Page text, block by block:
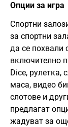
Опции за игра
Спортни
за спортни
да се похвали
включително
Dice, рулетка,
маса, видео
слотове и
предлагат
жадуват за